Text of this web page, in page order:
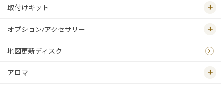
取付けキット
オプション/アクセサリー
地図更新ディスク
アロマ